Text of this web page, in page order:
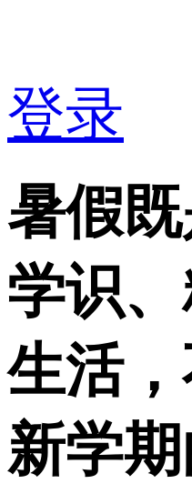
登录
暑假
学识
生活
新学